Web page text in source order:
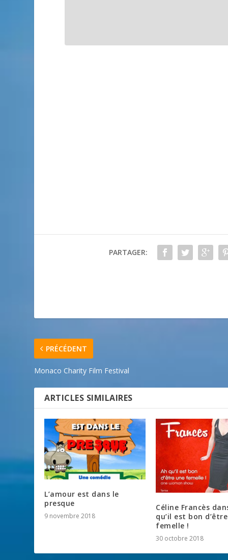
PARTAGER:
PRÉCÉDENT
Monaco Charity Film Festival
ARTICLES SIMILAIRES
L’amour est dans le
presque
9 novembre 2018
Céline Francès
qu’il est bon
femelle !
30 octobre 2018